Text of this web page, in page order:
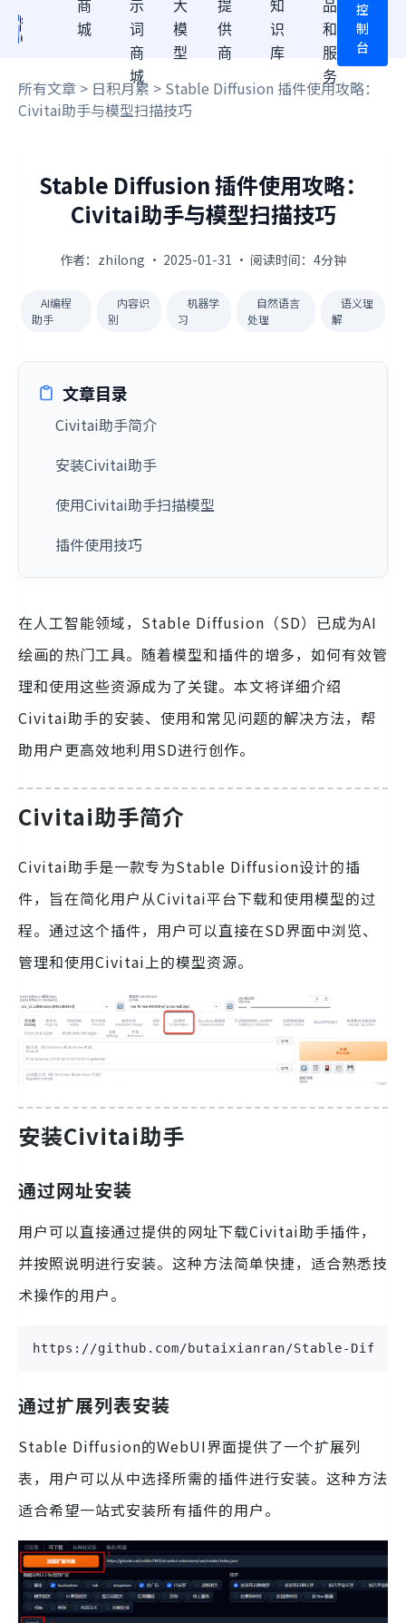
商
城
示
词
商
城
大
模
型
提
供
商
知
识
库
品
和
服
务
控
制
台
所有文章 > 日积月累 > Stable Diffusion 插件使用攻略：
Civitai助手与模型扫描技巧
Stable Diffusion 插件使用攻略：
Civitai助手与模型扫描技巧
作者：zhilong · 2025-01-31 · 阅读时间：4分钟
AI编程
助手
内容识
别
机器学
习
自然语言
处理
语义理
解
文章目录
Civitai助手简介
安装Civitai助手
使用Civitai助手扫描模型
插件使用技巧
在人工智能领域，Stable Diffusion（SD）已成为AI
绘画的热门工具。随着模型和插件的增多，如何有效管
理和使用这些资源成为了关键。本文将详细介绍
Civitai助手的安装、使用和常见问题的解决方法，帮
助用户更高效地利用SD进行创作。
Civitai助手简介
Civitai助手是一款专为Stable Diffusion设计的插
件，旨在简化用户从Civitai平台下载和使用模型的过
程。通过这个插件，用户可以直接在SD界面中浏览、
管理和使用Civitai上的模型资源。
安装Civitai助手
通过网址安装
用户可以直接通过提供的网址下载Civitai助手插件，
并按照说明进行安装。这种方法简单快捷，适合熟悉技
术操作的用户。
https://github.com/butaixianran/Stable-
通过扩展列表安装
Stable Diffusion的WebUI界面提供了一个扩展列
表，用户可以从中选择所需的插件进行安装。这种方法
适合希望一站式安装所有插件的用户。